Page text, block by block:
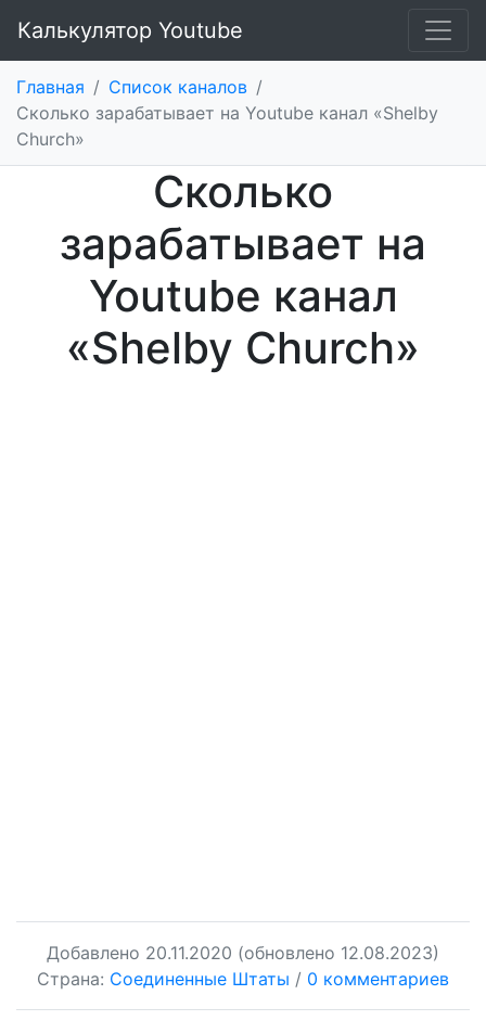
Калькулятор Youtube
Главная / Список каналов /
Сколько зарабатывает на Youtube канал «Shelby
Church»
Сколько
зарабатывает на
Youtube канал
«Shelby Church»
Добавлено 20.11.2020 (обновлено 12.08.2023)
Страна: Соединенные Штаты / 0 комментариев